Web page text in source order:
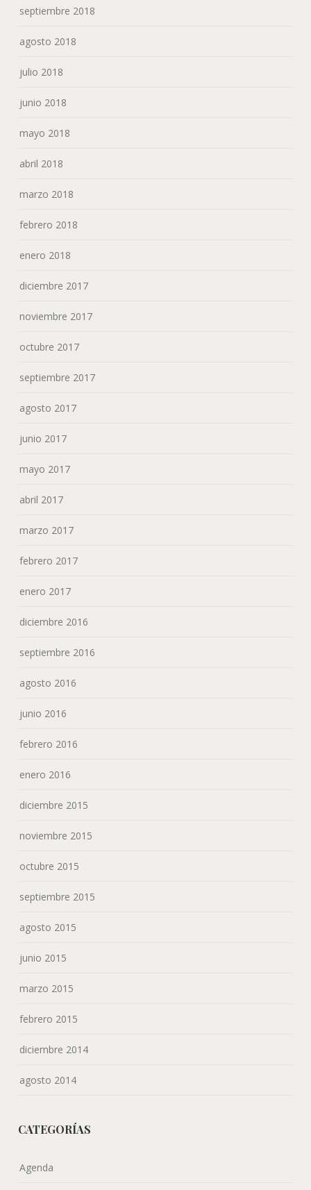
septiembre 2018
agosto 2018
julio 2018
junio 2018
mayo 2018
abril 2018
marzo 2018
febrero 2018
enero 2018
diciembre 2017
noviembre 2017
octubre 2017
septiembre 2017
agosto 2017
junio 2017
mayo 2017
abril 2017
marzo 2017
febrero 2017
enero 2017
diciembre 2016
septiembre 2016
agosto 2016
junio 2016
febrero 2016
enero 2016
diciembre 2015
noviembre 2015
octubre 2015
septiembre 2015
agosto 2015
junio 2015
marzo 2015
febrero 2015
diciembre 2014
agosto 2014
CATEGORÍAS
Agenda